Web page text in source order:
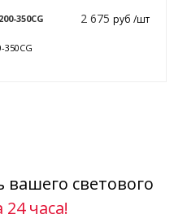
350CG
350CG
2 675руб /шт
вашего светового
24 часа!